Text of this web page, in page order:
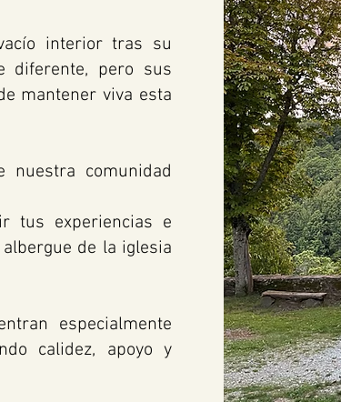
interior tras su
diferente, pero sus
mantener viva esta
comunidad
tus experiencias e
de la iglesia
especialmente
calidez, apoyo y